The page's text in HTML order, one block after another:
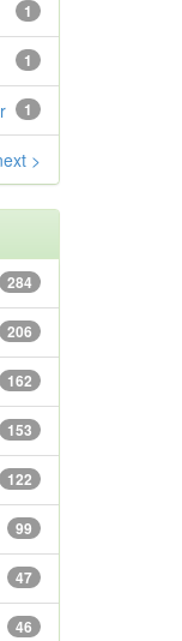
1
1
1
>
284
206
162
153
122
99
47
46